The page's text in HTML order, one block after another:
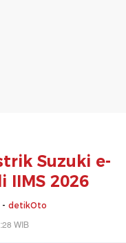
Suzuki e-
IIMS 2026
- detikOto
WIB